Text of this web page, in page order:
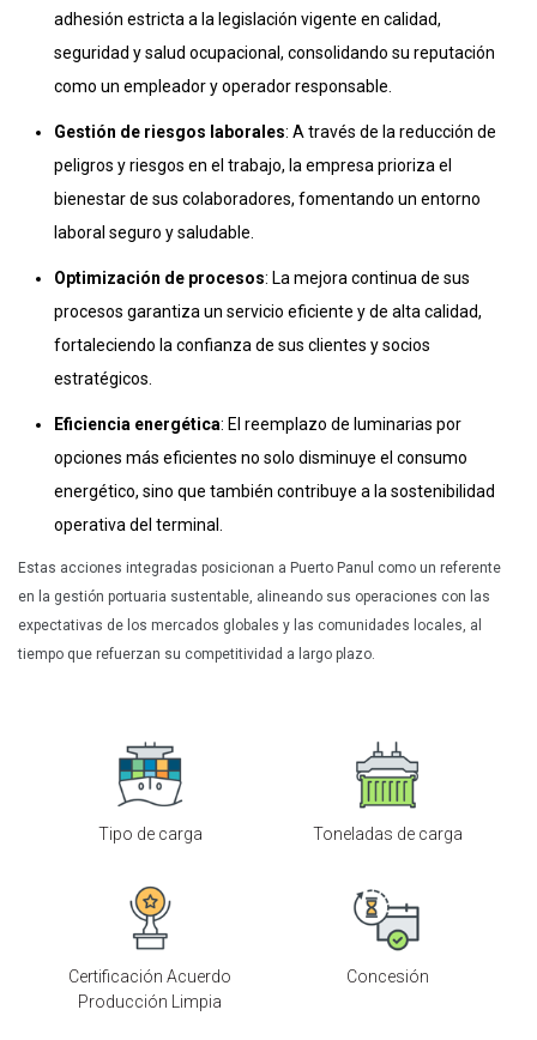
adhesión estricta a la legislación vigente en calidad,
seguridad y salud ocupacional, consolidando su reputación
como un empleador y operador responsable.
Gestión de riesgos laborales: A través de la reducción de
peligros y riesgos en el trabajo, la empresa prioriza el
bienestar de sus colaboradores, fomentando un entorno
laboral seguro y saludable.
Optimización de procesos: La mejora continua de sus
procesos garantiza un servicio eficiente y de alta calidad,
fortaleciendo la confianza de sus clientes y socios
estratégicos.
Eficiencia energética: El reemplazo de luminarias por
opciones más eficientes no solo disminuye el consumo
energético, sino que también contribuye a la sostenibilidad
operativa del terminal.
Estas acciones integradas posicionan a Puerto Panul como un referente
en la gestión portuaria sustentable, alineando sus operaciones con las
expectativas de los mercados globales y las comunidades locales, al
tiempo que refuerzan su competitividad a largo plazo.
Tipo de carga Toneladas de carga
Certificación Acuerdo
Producción Limpia
Concesión